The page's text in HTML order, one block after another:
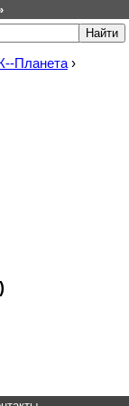
Планета ›